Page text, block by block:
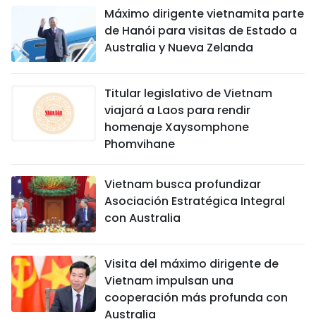
Máximo dirigente vietnamita parte
de Hanói para visitas de Estado a
Australia y Nueva Zelanda
Titular legislativo de Vietnam
viajará a Laos para rendir
homenaje Xaysomphone
Phomvihane
Vietnam busca profundizar
Asociación Estratégica Integral
con Australia
Visita del máximo dirigente de
Vietnam impulsan una
cooperación más profunda con
Australia